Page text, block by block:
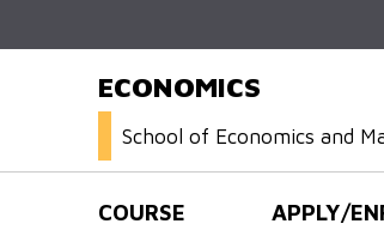
ECONOMICS
School of Economics and
COURSE APPLY/